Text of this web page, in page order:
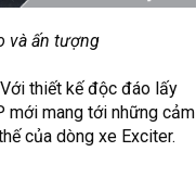
và ấn tượng
thiết kế độc đáo lấy
mới mang tới những cảm
của dòng xe Exciter.